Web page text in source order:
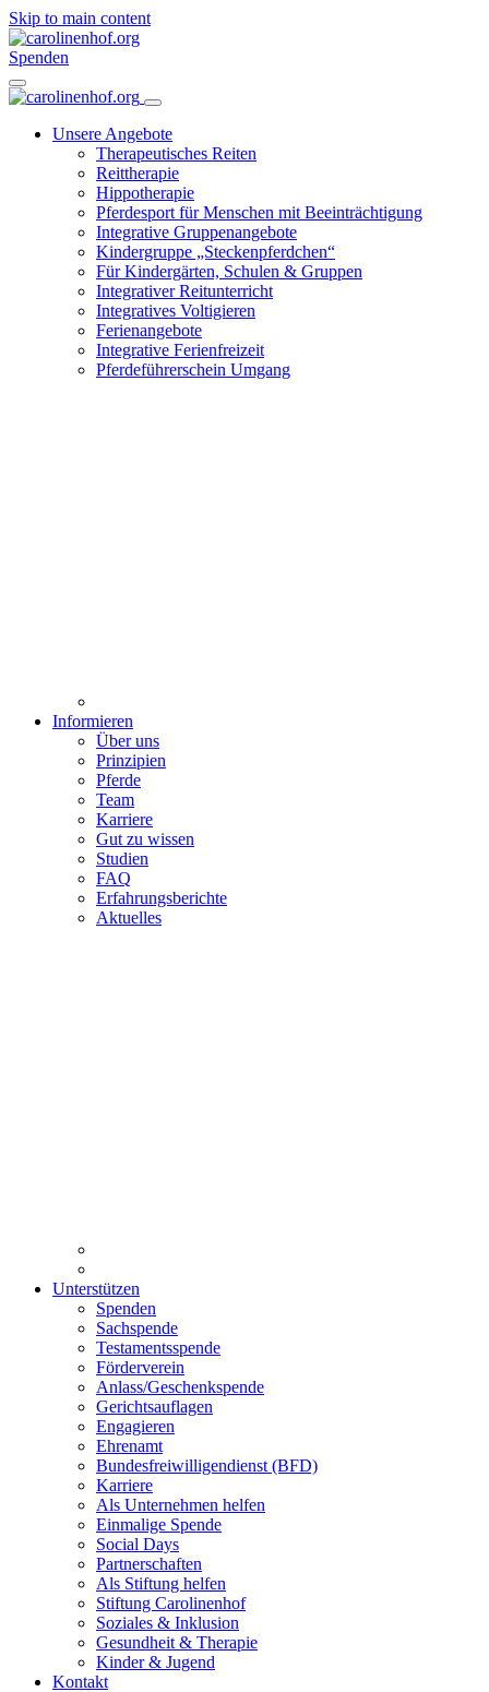
Skip to main content
Spenden
Unsere Angebote
Therapeutisches Reiten
Reittherapie
Hippotherapie
Pferdesport für Menschen mit Beeinträchtigung
Integrative Gruppenangebote
Kindergruppe „Steckenpferdchen“
Für Kindergärten, Schulen & Gruppen
Integrativer Reitunterricht
Integratives Voltigieren
Ferienangebote
Integrative Ferienfreizeit
Pferdeführerschein Umgang
Informieren
Über uns
Prinzipien
Pferde
Team
Karriere
Gut zu wissen
Studien
FAQ
Erfahrungsberichte
Aktuelles
Unterstützen
Spenden
Sachspende
Testamentsspende
Förderverein
Anlass/Geschenkspende
Gerichtsauflagen
Engagieren
Ehrenamt
Bundesfreiwilligendienst (BFD)
Karriere
Als Unternehmen helfen
Einmalige Spende
Social Days
Partnerschaften
Als Stiftung helfen
Stiftung Carolinenhof
Soziales & Inklusion
Gesundheit & Therapie
Kinder & Jugend
Kontakt